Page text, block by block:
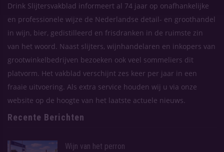
Drink Slijtersvakblad informeert al 74 jaar op onafhankelijke
en professionele wijze de Nederlandse detail- en groothandel
in wijn, bier, gedistilleerd en frisdranken in de ruimste zin
van het woord. Naast slijters, wijnhandelaren en inkopers van
grootwinkelbedrijven bezoeken ook veel sommeliers dit
platvorm. Het vakblad verschijnt zes keer per jaar in een
fraaie uitvoering. Als extra service houden wij u via onze
website op de hoogte van het laatste actuele nieuws.
Recente Berichten
Wijn van het perron